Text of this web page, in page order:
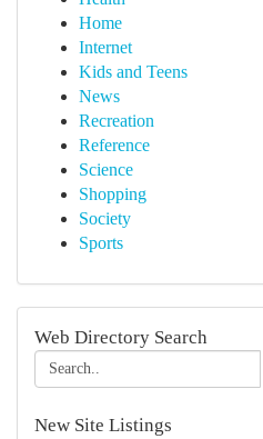
Home
Internet
Kids and Teens
News
Recreation
Reference
Science
Shopping
Society
Sports
Web Directory Search
New Site Listings